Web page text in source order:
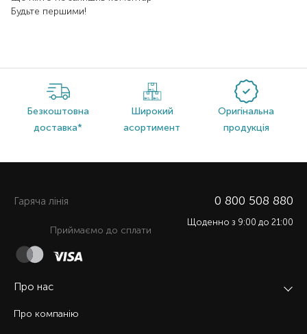
Будьте першими!
Безкоштовна
доставка*
Широкий
асортимент
Оригінальна
продукція
Про нас
Про компанію
Гаряча лiнiя 0 800 508 880
Щоденно з 9:00 до 21:00
Приймаємо до сплати